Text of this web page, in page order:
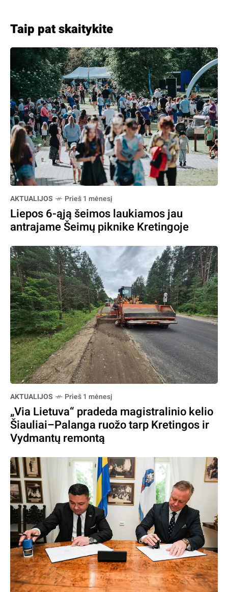
Taip pat skaitykite
AKTUALIJOS Prieš 1 mėnesį
Liepos 6-ąją šeimos laukiamos jau
antrajame Šeimų piknike Kretingoje
AKTUALIJOS Prieš 1 mėnesį
„Via Lietuva“ pradeda magistralinio kelio
Šiauliai–Palanga ruožo tarp Kretingos ir
Vydmantų remontą